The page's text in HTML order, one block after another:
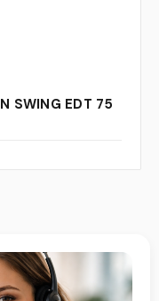
SWING EDT 75